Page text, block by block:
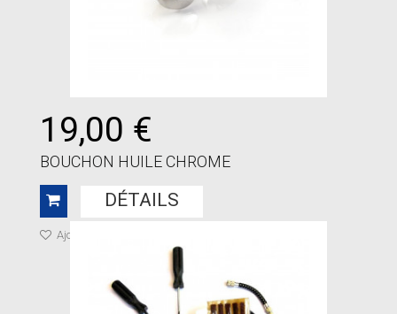
19,00 €
BOUCHON HUILE CHROME
DÉTAILS
Ajouter à ma liste de cadeaux